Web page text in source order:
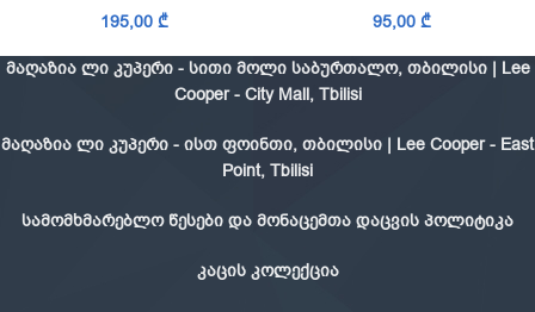
195,00 ₾ 95,00 ₾
მაღაზია ლი კუპერი - სითი მოლი საბურთალო, თბილისი | Lee
Cooper - City Mall, Tbilisi
მაღაზია ლი კუპერი - ისთ ფოინთი, თბილისი | Lee Cooper - East
Point, Tbilisi
სამომხმარებლო წესები და მონაცემთა დაცვის პოლიტიკა
კაცის კოლექცია